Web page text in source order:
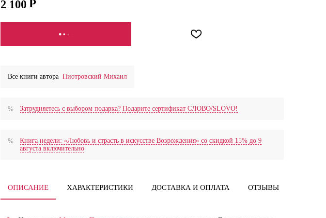
2 100
СООБЩИТЬ О ПОСТУПЛЕНИИ
Все книги автора Пиотровский Михаил
Затрудняетесь с выбором подарка? Подарите сертификат СЛОВО/SLOVO!
Книга недели: «Любовь и страсть в искусстве Возрождения» со скидкой 15% до 9
августа включительно
ОПИСАНИЕ ХАРАКТЕРИСТИКИ ДОСТАВКА И ОПЛАТА ОТЗЫВЫ